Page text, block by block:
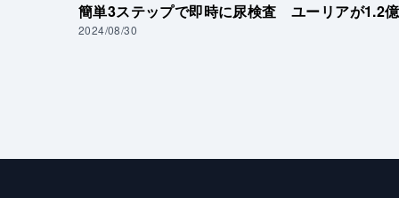
簡単3ステップで即時に尿検査 ユーリアが1.2
2024/08/30